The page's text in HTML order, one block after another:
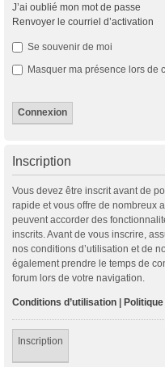
J’ai oublié mon mot de passe
Renvoyer le courriel d’activation
Se souvenir de moi
Masquer ma présence lors de
Inscription
Vous devez être inscrit avant de
rapide et vous offre de nombreux
peuvent accorder des
inscrits. Avant de vous inscrire,
nos conditions d’utilisation et de
également prendre le temps de
forum lors de votre navigation.
Conditions d’utilisation |
Inscription